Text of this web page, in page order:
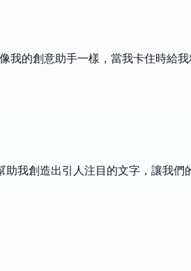
的創意助手一樣，當我卡住時給
我創造出引人注目的文字，讓我